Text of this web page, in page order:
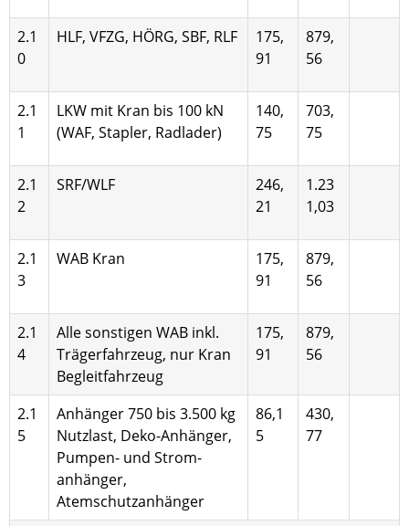
2.1
0
HLF, VFZG, HÖRG, SBF, RLF
175,
91
879,
56
2.1
1
LKW mit Kran bis 100 kN
(WAF, Stap­ler, Radlader)
140,
75
703,
75
2.1
2
SRF/WLF
246,
21
1.23
1,03
2.1
3
WAB Kran
175,
91
879,
56
2.1
4
Alle sonstigen WAB inkl.
Trägerfahr­zeug, nur Kran
Begleitfahrzeug
175,
91
879,
56
2.1
5
Anhänger 750 bis 3.500 kg
Nutzlast, Deko-Anhänger,
Pumpen- und Strom­
anhänger,
Atemschutzanhänger
86,1
5
430,
77